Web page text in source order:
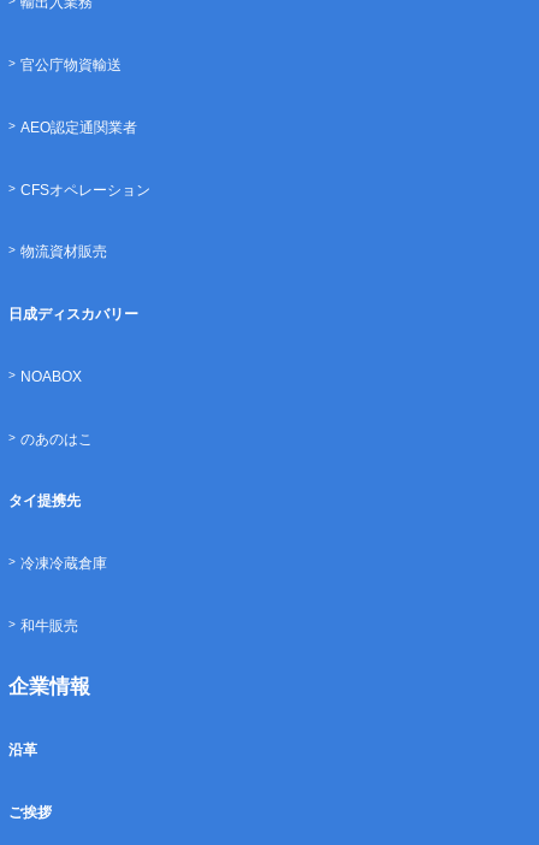
官公庁物資輸送
AEO認定通関業者
CFSオペレーション
物流資材販売
日成ディスカバリー
NOABOX
のあのはこ
タイ提携先
冷凍冷蔵倉庫
和牛販売
企業情報
沿革
ご挨拶